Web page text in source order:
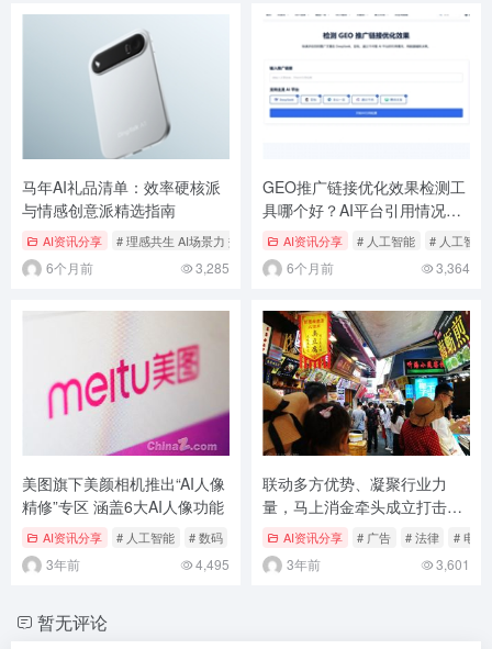
马年AI礼品清单：效率硬核派
与情感创意派精选指南
AI资讯分享 # 理感共生 AI场景力 效率硬核派 情感创意派 AI礼物 新春赠礼 # 自
6个月前 3,285
GEO推广链接优化效果检测工
具哪个好？AI平台引用情况怎
么看？
AI资讯分享 # 人工智能 # 人工智能
6个月前 3,364
美图旗下美颜相机推出“AI人像
精修”专区 涵盖6大AI人像功能
AI资讯分享 # 人工智能 # 数码 # 相机
3年前 4,495
联动多方优势、凝聚行业力
量，马上消金牵头成立打击黑
产AIF联盟
AI资讯分享 # 广告 # 法律 # 电脑
3年前 3,601
暂无评论